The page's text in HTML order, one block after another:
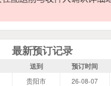
最新预订记录
送到 预订时间
贵阳市 26-08-07